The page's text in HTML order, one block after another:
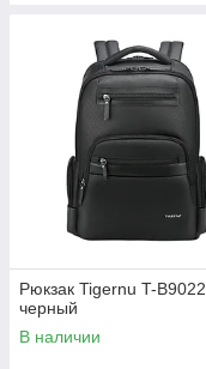
Рюкзак Tigernu T-B9022,
черный
В наличии